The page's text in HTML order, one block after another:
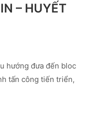
– HUYẾT
hướng đưa đến bloc
tấn công tiến triển,